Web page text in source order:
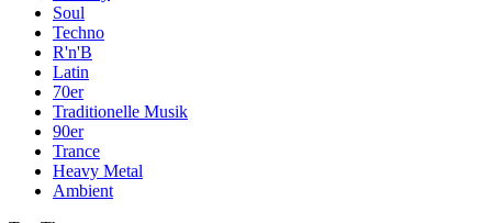
Soul
Techno
R'n'B
Latin
70er
Traditionelle Musik
90er
Trance
Heavy Metal
Ambient